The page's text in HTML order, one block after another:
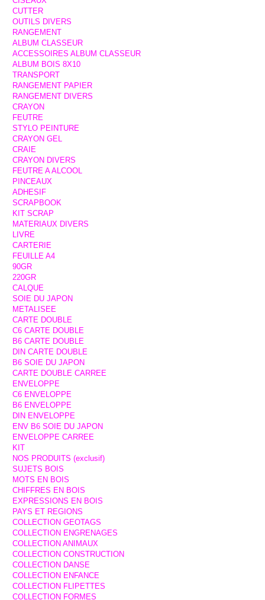
CUTTER
OUTILS DIVERS
RANGEMENT
ALBUM CLASSEUR
ACCESSOIRES ALBUM CLASSEUR
ALBUM BOIS 8X10
TRANSPORT
RANGEMENT PAPIER
RANGEMENT DIVERS
CRAYON
FEUTRE
STYLO PEINTURE
CRAYON GEL
CRAIE
CRAYON DIVERS
FEUTRE A ALCOOL
PINCEAUX
ADHESIF
SCRAPBOOK
KIT SCRAP
MATERIAUX DIVERS
LIVRE
CARTERIE
FEUILLE A4
90GR
220GR
CALQUE
SOIE DU JAPON
METALISEE
CARTE DOUBLE
C6 CARTE DOUBLE
B6 CARTE DOUBLE
DIN CARTE DOUBLE
B6 SOIE DU JAPON
CARTE DOUBLE CARREE
ENVELOPPE
C6 ENVELOPPE
B6 ENVELOPPE
DIN ENVELOPPE
ENV B6 SOIE DU JAPON
ENVELOPPE CARREE
KIT
NOS PRODUITS (exclusif)
SUJETS BOIS
MOTS EN BOIS
CHIFFRES EN BOIS
EXPRESSIONS EN BOIS
PAYS ET REGIONS
COLLECTION GEOTAGS
COLLECTION ENGRENAGES
COLLECTION ANIMAUX
COLLECTION CONSTRUCTION
COLLECTION DANSE
COLLECTION ENFANCE
COLLECTION FLIPETTES
COLLECTION FORMES